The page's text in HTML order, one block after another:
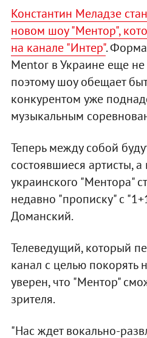
Константин Меладзе
новом шоу "Ментор",
на канале "Интер".
Mentor в Украине еще не
поэтому шоу обещает
конкурентом уже
музыкальным
Теперь между собой
состоявшиеся артисты,
украинского "Ментора"
недавно "прописку" с
Доманский.
Телеведущий, который
канал с целью покорять
уверен, что "Ментор"
зрителя.
"Нас ждет вокально-